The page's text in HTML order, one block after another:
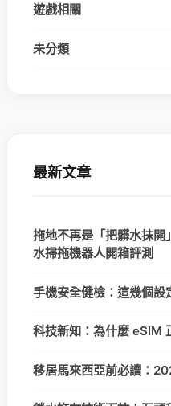
遊戲相關
未分類
最新文章
拖地不再是「把髒水抹
水掃拖機器人開箱評測
手機安全健檢：這幾個設
科技新知：為什麼 eSIM
移居馬來西亞前必讀：